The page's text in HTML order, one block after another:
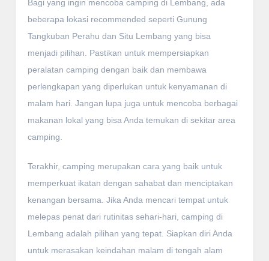
Bagi yang ingin mencoba camping di Lembang, ada
beberapa lokasi recommended seperti Gunung
Tangkuban Perahu dan Situ Lembang yang bisa
menjadi pilihan. Pastikan untuk mempersiapkan
peralatan camping dengan baik dan membawa
perlengkapan yang diperlukan untuk kenyamanan di
malam hari. Jangan lupa juga untuk mencoba berbagai
makanan lokal yang bisa Anda temukan di sekitar area
camping.
Terakhir, camping merupakan cara yang baik untuk
memperkuat ikatan dengan sahabat dan menciptakan
kenangan bersama. Jika Anda mencari tempat untuk
melepas penat dari rutinitas sehari-hari, camping di
Lembang adalah pilihan yang tepat. Siapkan diri Anda
untuk merasakan keindahan malam di tengah alam